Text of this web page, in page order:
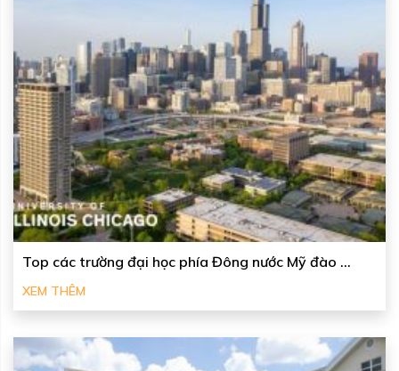
Top các trường đại học phía Đông nước Mỹ đào ...
XEM THÊM